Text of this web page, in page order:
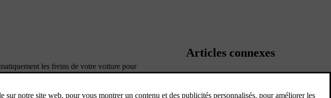
les freins de votre voiture pour
freins de chaque roue individuellement.
Articles connexes